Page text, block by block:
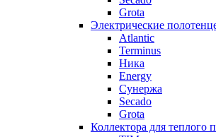
Grota
Электрические
Atlantic
Terminus
Ника
Energy
Сунержа
Secado
Grota
Коллектора для теплого